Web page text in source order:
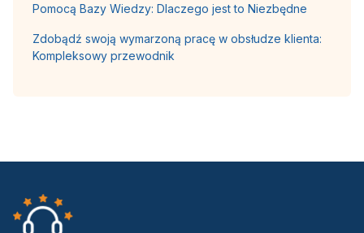
Pomocą Bazy Wiedzy: Dlaczego jest to Niezbędne
Zdobądź swoją wymarzoną pracę w obsłudze klienta:
Kompleksowy przewodnik